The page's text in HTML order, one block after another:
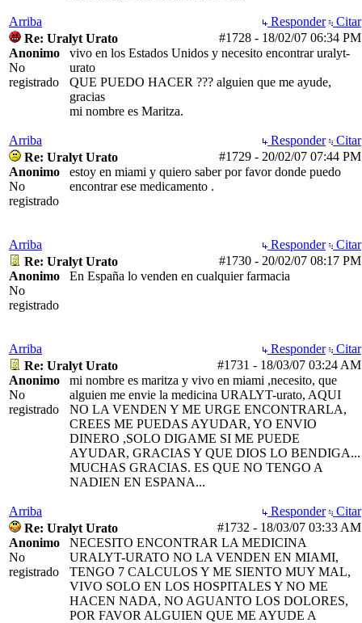
Arriba Responder
Citar
#1728 - 18/02/07 06:34 PM
Re: Uralyt Urato
Anonimo
No
registrado
vivo en los Estados Unidos y necesito encontrar uralyt-
urato
QUE PUEDO HACER ??? alguien que me ayude,
gracias
mi nombre es Maritza.
Arriba Responder
Citar
#1729 - 20/02/07 07:44 PM
Re: Uralyt Urato
Anonimo
No
registrado
estoy en miami y quiero saber por favor donde puedo
encontrar ese medicamento .
Arriba Responder
Citar
#1730 - 20/02/07 08:17 PM
Re: Uralyt Urato
Anonimo
No
registrado
En España lo venden en cualquier farmacia
Arriba Responder
Citar
#1731 - 18/03/07 03:24 AM
Re: Uralyt Urato
Anonimo
No
registrado
mi nombre es maritza y vivo en miami ,necesito, que
alguien me envie la medicina URALYT-urato, AQUI
NO LA VENDEN Y ME URGE ENCONTRARLA,
CREES ME PUEDAS AYUDAR, YO ENVIO
DINERO ,SOLO DIGAME SI ME PUEDE
AYUDAR, GRACIAS Y QUE DIOS LO BENDIGA...
MUCHAS GRACIAS. ES QUE NO TENGO A
NADIEN EN ESPANA...
Arriba Responder
Citar
#1732 - 18/03/07 03:33 AM
Re: Uralyt Urato
Anonimo
No
registrado
NECESITO ENCONTRAR LA MEDICINA
URALYT-URATO NO LA VENDEN EN MIAMI,
TENGO 7 CALCULOS Y ME SIENTO MUY MAL,
VIVO SOLO EN LOS HOSPITALES Y NO ME
HACEN NADA, NO AGUANTO LOS DOLORES,
POR FAVOR ALGUIEN QUE ME AYUDE A